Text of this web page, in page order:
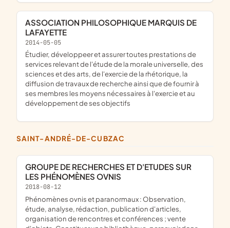
ASSOCIATION PHILOSOPHIQUE MARQUIS DE
LAFAYETTE
2014-05-05
étudier, développeer et assurer toutes prestations de
services relevant de l'étude de la morale universelle, des
sciences et des arts, de l'exercie de la rhétorique, la
diffusion de travaux de recherche ainsi que de fournir à
ses membres les moyens nécessaires à l'exercie et au
développement de ses objectifs
SAINT-ANDRÉ-DE-CUBZAC
GROUPE DE RECHERCHES ET D'ETUDES SUR
LES PHÉNOMÈNES OVNIS
2018-08-12
phénomènes ovnis et paranormaux : Observation,
étude, analyse, rédaction, publication d'articles,
organisation de rencontres et conférences ; vente